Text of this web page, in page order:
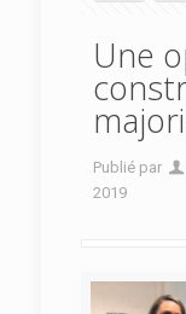
Une
Publié par
2019